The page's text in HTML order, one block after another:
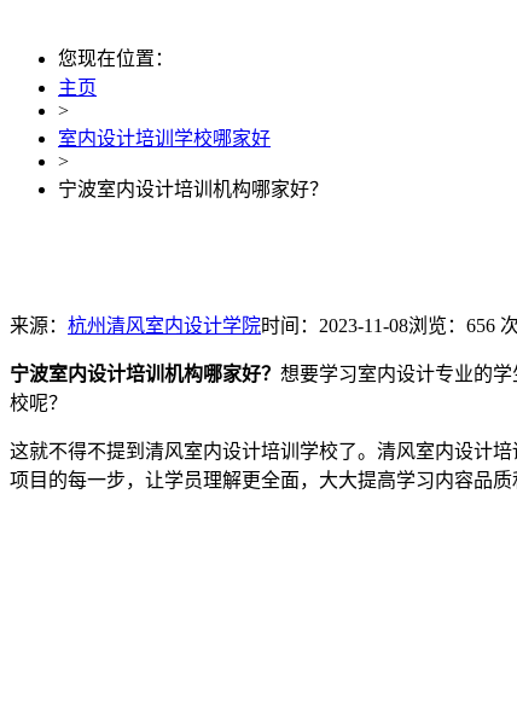
您现在位置：
主页
>
室内设计培训学校哪家好
>
宁波室内设计培训机构哪家好？
来源： 杭州清风室内设计学院时间：2023-11-08浏览：656 次
宁波室内设计培训机构哪家好？ 想要学习室内设计专业的
校呢？
这就不得不提到清风室内设计培训学校了。清风室内设计
项目的每一步，让学员理解更全面，大大提高学习内容品质